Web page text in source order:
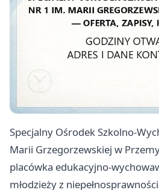
Specjalny Ośrodek Szkolno-
Marii Grzegorzewskiej w
placówka edukacyjno-
młodzieży z